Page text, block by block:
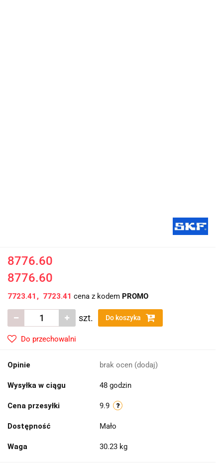
8776.60
8776.60
7723.41 7723.41 cena z kodem PROMO
szt. Do koszyka
Do przechowalni
Opinie brak ocen (dodaj)
Wysyłka w ciągu 48 godzin
Cena przesyłki 9.9
Dostępność Mało
Waga 30.23 kg